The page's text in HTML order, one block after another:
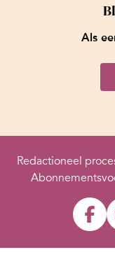
Als
Redactioneel